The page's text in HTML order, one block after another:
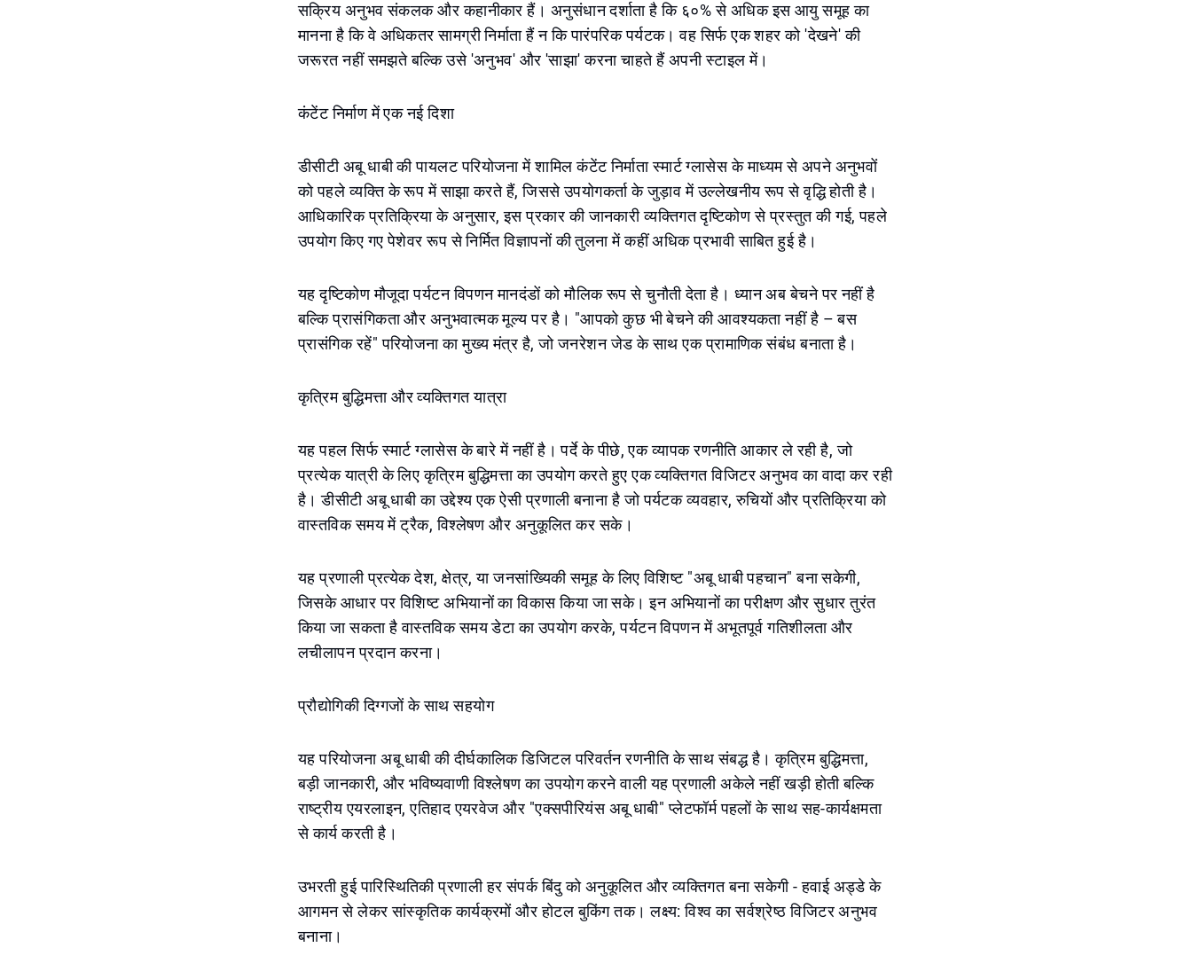
सक्रिय अनुभव संकलक और कहानीकार हैं। अनुसंधान दर्शाता है कि ६०% से अधिक इस आयु समूह का
मानना है कि वे अधिकतर सामग्री निर्माता हैं न कि पारंपरिक पर्यटक। वह सिर्फ एक शहर को 'देखने' की
जरूरत नहीं समझते बल्कि उसे 'अनुभव' और 'साझा' करना चाहते हैं अपनी स्टाइल में।
कंटेंट निर्माण में एक नई दिशा
डीसीटी अबू धाबी की पायलट परियोजना में शामिल कंटेंट निर्माता स्मार्ट ग्लासेस के माध्यम से अपने अनुभवों
को पहले व्यक्ति के रूप में साझा करते हैं, जिससे उपयोगकर्ता के जुड़ाव में उल्लेखनीय रूप से वृद्धि होती है।
आधिकारिक प्रतिक्रिया के अनुसार, इस प्रकार की जानकारी व्यक्तिगत दृष्टिकोण से प्रस्तुत की गई, पहले
उपयोग किए गए पेशेवर रूप से निर्मित विज्ञापनों की तुलना में कहीं अधिक प्रभावी साबित हुई है।
यह दृष्टिकोण मौजूदा पर्यटन विपणन मानदंडों को मौलिक रूप से चुनौती देता है। ध्यान अब बेचने पर नहीं है
बल्कि प्रासंगिकता और अनुभवात्मक मूल्य पर है। "आपको कुछ भी बेचने की आवश्यकता नहीं है – बस
प्रासंगिक रहें" परियोजना का मुख्य मंत्र है, जो जनरेशन जेड के साथ एक प्रामाणिक संबंध बनाता है।
कृत्रिम बुद्धिमत्ता और व्यक्तिगत यात्रा
यह पहल सिर्फ स्मार्ट ग्लासेस के बारे में नहीं है। पर्दे के पीछे, एक व्यापक रणनीति आकार ले रही है, जो
प्रत्येक यात्री के लिए कृत्रिम बुद्धिमत्ता का उपयोग करते हुए एक व्यक्तिगत विजिटर अनुभव का वादा कर रही
है। डीसीटी अबू धाबी का उद्देश्य एक ऐसी प्रणाली बनाना है जो पर्यटक व्यवहार, रुचियों और प्रतिक्रिया को
वास्तविक समय में ट्रैक, विश्लेषण और अनुकूलित कर सके।
यह प्रणाली प्रत्येक देश, क्षेत्र, या जनसांख्यिकी समूह के लिए विशिष्ट "अबू धाबी पहचान" बना सकेगी,
जिसके आधार पर विशिष्ट अभियानों का विकास किया जा सके। इन अभियानों का परीक्षण और सुधार तुरंत
किया जा सकता है वास्तविक समय डेटा का उपयोग करके, पर्यटन विपणन में अभूतपूर्व गतिशीलता और
लचीलापन प्रदान करना।
प्रौद्योगिकी दिग्गजों के साथ सहयोग
यह परियोजना अबू धाबी की दीर्घकालिक डिजिटल परिवर्तन रणनीति के साथ संबद्ध है। कृत्रिम बुद्धिमत्ता,
बड़ी जानकारी, और भविष्यवाणी विश्लेषण का उपयोग करने वाली यह प्रणाली अकेले नहीं खड़ी होती बल्कि
राष्ट्रीय एयरलाइन, एतिहाद एयरवेज और "एक्सपीरियंस अबू धाबी" प्लेटफॉर्म पहलों के साथ सह-कार्यक्षमता
से कार्य करती है।
उभरती हुई पारिस्थितिकी प्रणाली हर संपर्क बिंदु को अनुकूलित और व्यक्तिगत बना सकेगी - हवाई अड्डे के
आगमन से लेकर सांस्कृतिक कार्यक्रमों और होटल बुकिंग तक। लक्ष्य: विश्व का सर्वश्रेष्ठ विजिटर अनुभव
बनाना।